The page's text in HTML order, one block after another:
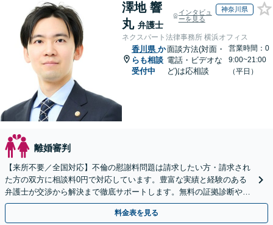
澤地 響
丸 弁護士
インタビュ
ーを見る
神奈川県
ネクスパート法律事務所 横浜オフィス
香川県 か
らも相談
受付中
面談方法(対面・
電話・ビデオな
ど)は応相談
営業時間：0
9:00~21:00
（平日）
離婚審判
【来所不要／全国対応】不倫の慰謝料問題は請求したい方・請求され
た方の双方に相談料0円で対応しています。豊富な実績と経験のある
弁護士が交渉から解決まで徹底サポートします。無料の証拠診断や着
手金の返還保証もありますので安心してご相談ください。
料金表を見る